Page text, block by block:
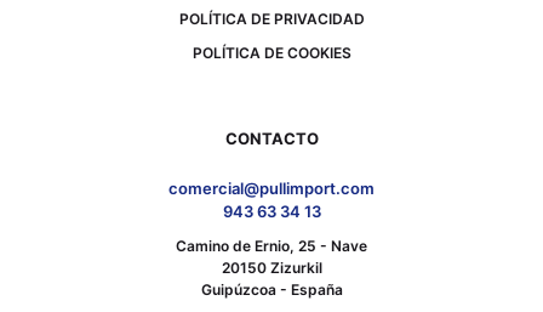
POLÍTICA DE PRIVACIDAD
POLÍTICA DE COOKIES
CONTACTO
comercial@pullimport.com
943 63 34 13
Camino de Ernio, 25 - Nave
20150 Zizurkil
Guipúzcoa - España